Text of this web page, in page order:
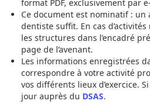
format PDF, exclusivement par
Ce document est nominatif : un
dentiste suffit. En cas
les structures dans l’encadré
page de l’avenant.
Les informations enregistrées
correspondre à votre activité
vos différents lieux d’exercice.
jour auprès du DSAS.